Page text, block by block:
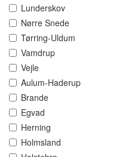
Lunderskov
Nørre Snede
Tørring-Uldum
Vamdrup
Vejle
Aulum-Haderup
Brande
Egvad
Herning
Holmsland